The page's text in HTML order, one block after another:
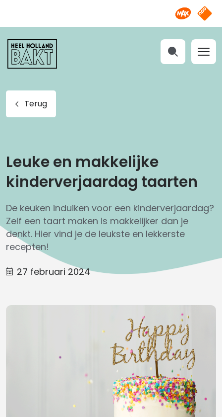
Omroep
NPO
Heel
Holland
Bakt
Terug
Leuke en makkelijke
kinderverjaardag taarten
De keuken induiken voor een kinderverjaardag?
Zelf een taart maken is makkelijker dan je
denkt. Hier vind je de leukste en lekkerste
recepten!
27 februari 2024